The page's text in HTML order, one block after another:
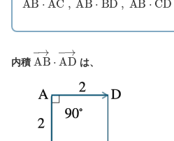
内積 AB →⋅AD →
は、